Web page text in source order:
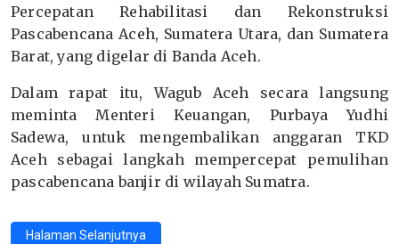
Percepatan Rehabilitasi dan Rekonstruksi
Pascabencana Aceh, Sumatera Utara, dan Sumatera
Barat, yang digelar di Banda Aceh.
Dalam rapat itu, Wagub Aceh secara langsung
meminta Menteri Keuangan, Purbaya Yudhi
Sadewa, untuk mengembalikan anggaran TKD
Aceh sebagai langkah mempercepat pemulihan
pascabencana banjir di wilayah Sumatra.
Halaman Selanjutnya